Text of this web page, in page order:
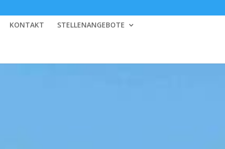
KONTAKT STELLENANGEBOTE